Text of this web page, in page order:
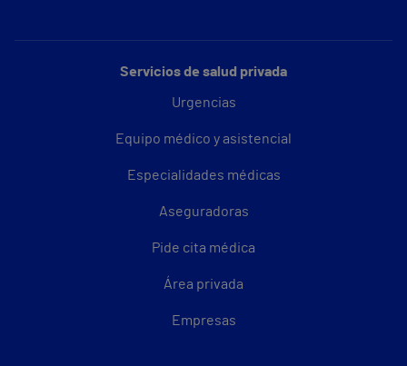
Servicios de salud privada
Urgencias
Equipo médico y asistencial
Especialidades médicas
Aseguradoras
Pide cita médica
Área privada
Empresas